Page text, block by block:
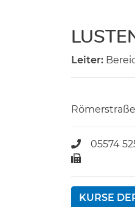
Leiter:
05574
KURSE